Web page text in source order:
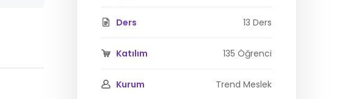
Ders 13 Ders
Katılım 135 Öğrenci
Kurum Trend Meslek